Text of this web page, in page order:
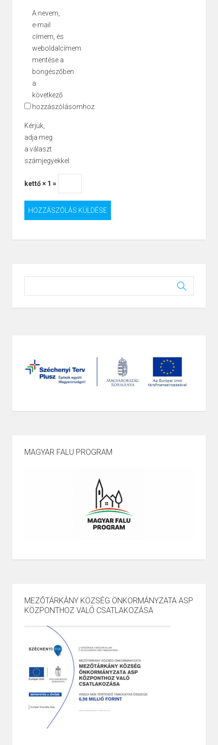
A nevem,
e-mail
címem, és
weboldalcímem
mentése a
böngészőben
a
következő
hozzászólásomhoz.
Kérjük,
adja meg
a választ
számjegyekkel:
kettő × 1 =
MAGYAR FALU PROGRAM
MEZŐTÁRKÁNY KÖZSÉG ÖNKORMÁNYZATA ASP
KÖZPONTHOZ VALÓ CSATLAKOZÁSA